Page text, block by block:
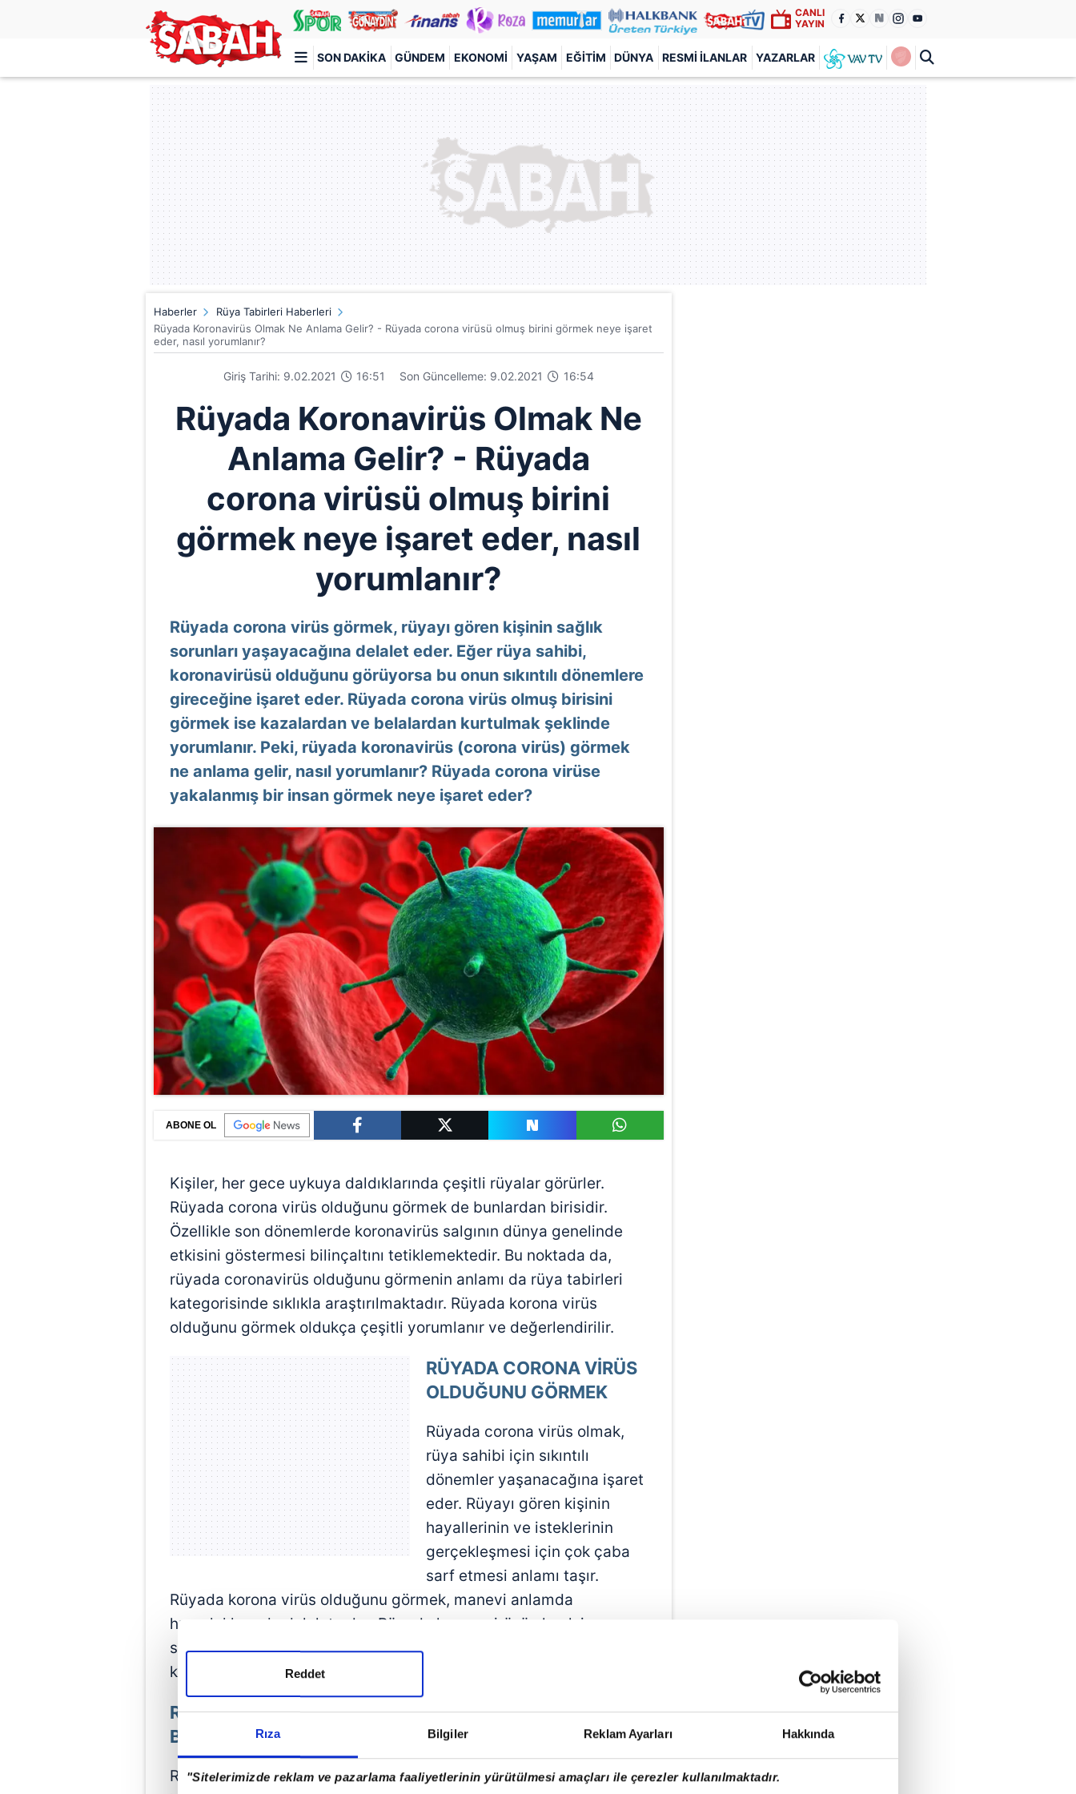
Rıza Bilgiler Reklam Ayarları Hakkında
"Sitelerimizde reklam ve pazarlama faaliyetlerinin yürütülmesi amaçları ile çerezler kullanılmaktadır.
Reddet
CANLI
YAYIN
SON DAKIKA GÜNDEM EKONOMI YAŞAM EĞITIM DÜNYA RESMI İLANLAR YAZARLAR
Türkiye'nin en iyi haber sitesi
Haberler
Rüya Tabirleri Haberleri
Rüyada Koronavirüs Olmak Ne Anlama Gelir? - Rüyada corona virüsü olmuş birini görmek neye işaret
eder, nasıl yorumlanır?
Giriş Tarihi: 9.02.2021 16:51 Son Güncelleme: 9.02.2021 16:54
Rüyada Koronavirüs Olmak Ne
Anlama Gelir? - Rüyada
corona virüsü olmuş birini
görmek neye işaret eder, nasıl
yorumlanır?
Rüyada corona virüs görmek, rüyayı gören kişinin sağlık
sorunları yaşayacağına delalet eder. Eğer rüya sahibi,
koronavirüsü olduğunu görüyorsa bu onun sıkıntılı dönemlere
gireceğine işaret eder. Rüyada corona virüs olmuş birisini
görmek ise kazalardan ve belalardan kurtulmak şeklinde
yorumlanır. Peki, rüyada koronavirüs (corona virüs) görmek
ne anlama gelir, nasıl yorumlanır? Rüyada corona virüse
yakalanmış bir insan görmek neye işaret eder?
ABONE OL
Kişiler, her gece uykuya daldıklarında çeşitli rüyalar görürler.
Rüyada corona virüs olduğunu görmek de bunlardan birisidir.
Özellikle son dönemlerde koronavirüs salgının dünya genelinde
etkisini göstermesi bilinçaltını tetiklemektedir. Bu noktada da,
rüyada coronavirüs olduğunu görmenin anlamı da rüya tabirleri
kategorisinde sıklıkla araştırılmaktadır. Rüyada korona virüs
olduğunu görmek oldukça çeşitli yorumlanır ve değerlendirilir.
RÜYADA CORONA VİRÜS
OLDUĞUNU GÖRMEK
Rüyada corona virüs olmak,
rüya sahibi için sıkıntılı
dönemler yaşanacağına işaret
eder. Rüyayı gören kişinin
hayallerinin ve isteklerinin
gerçekleşmesi için çok çaba
sarf etmesi anlamı taşır.
Rüyada korona virüs olduğunu görmek, manevi anlamda
huzurluklara da delalet eder. Rüyada koronavirüsü olmak ise
sağlıklı bir hayat yaşandığı sırada aniden sağlık problemleri ile
karşılanacağı şeklinde yorumlanır.
RÜYADA KORONAVİRÜS (CORONA VİRÜSÜ) OLMUŞ
BİRİSİNİ GÖRMEK
Rüyada corona virüse yakalanmış birini görmek, rüyayı gören